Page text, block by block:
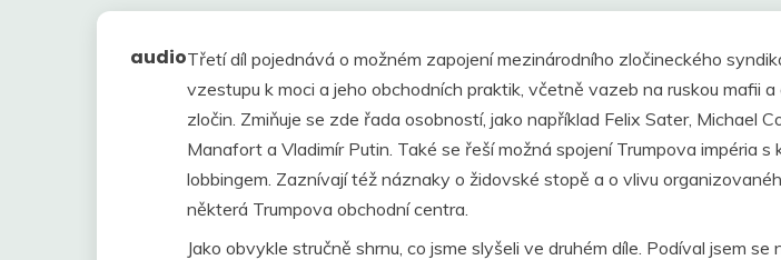
audioTřetí díl pojednává o možném zapojení mezinárodního zločineckého
vzestupu k moci a jeho obchodních praktik, včetně vazeb na ruskou mafii
zločin. Zmiňuje se zde řada osobností, jako například Felix Sater, Michael
Manafort a Vladimír Putin. Také se řeší možná spojení Trumpova impéria s
lobbingem. Zaznívají též náznaky o židovské stopě a o vlivu
některá Trumpova obchodní centra.
Jako obvykle stručně shrnu, co jsme slyšeli ve druhém díle. Podíval jsem se